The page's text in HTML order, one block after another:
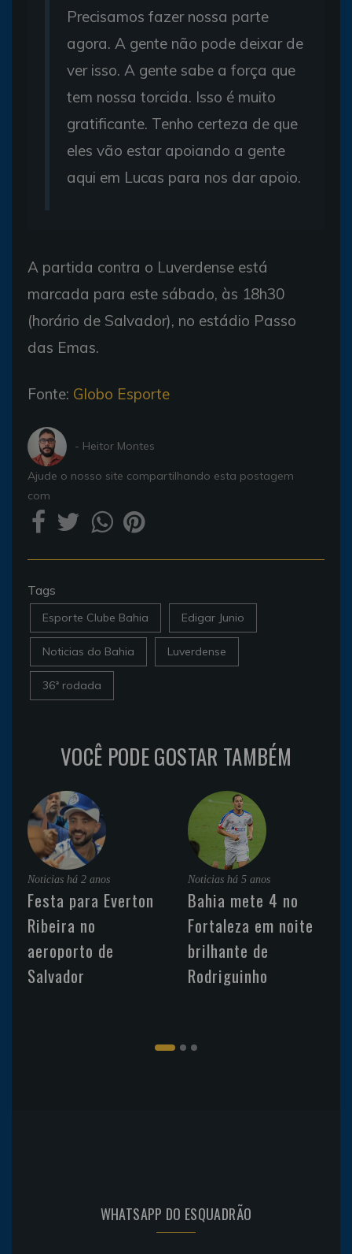
Precisamos fazer nossa parte
agora. A gente não pode deixar de
ver isso. A gente sabe a força que
tem nossa torcida. Isso é muito
gratificante. Tenho certeza de que
eles vão estar apoiando a gente
aqui em Lucas para nos dar apoio.
A partida contra o Luverdense está
marcada para este sábado, às 18h30
(horário de Salvador), no estádio Passo
das Emas.
Fonte: Globo Esporte
- Heitor Montes
Ajude o nosso site compartilhando esta postagem
com
Tags
Esporte Clube Bahia Edigar Junio
Noticias do Bahia Luverdense
36ª rodada
VOCÊ PODE GOSTAR TAMBÉM
Noticias há 2 anos
Festa para Everton
Ribeira no
aeroporto de
Salvador
Noticias há 5 anos
Bahia mete 4 no
Fortaleza em noite
brilhante de
Rodriguinho
WHATSAPP DO ESQUADRÃO